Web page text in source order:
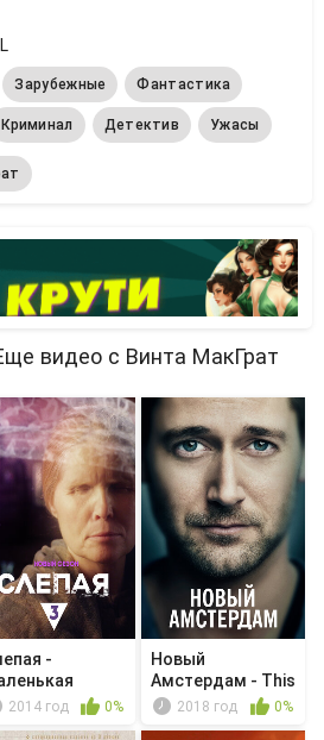
Зарубежные Фантастика
Криминал Детектив Ужасы
видео с Винта МакГрат
-
2014 год 0%
Новый
Амстердам - This
Is Not the End
2018 год 0%